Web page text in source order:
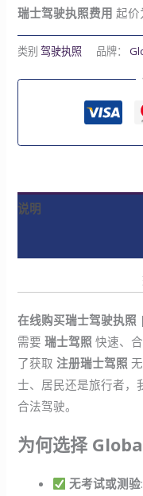
瑞士驾驶执照费用 起价
类别驾驶执照 品牌：
说明
在线购买瑞士驾驶执
需要瑞士驾照 快速、
了获取注册瑞士驾照
士、居民还是旅行者，
合法驾驶。
为何选择
无考试或测验